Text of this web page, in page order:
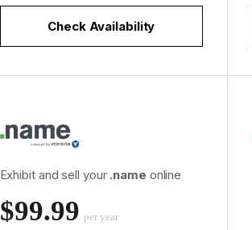
Check Availability
Exhibit and sell your .name online
‪$99.99 per year